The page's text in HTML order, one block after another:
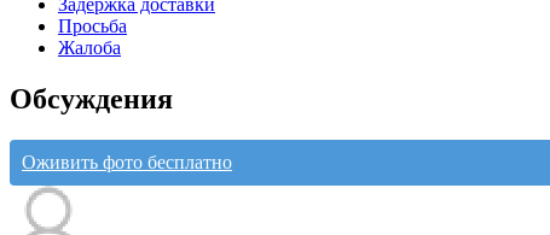
Просьба
Жалоба
Обсуждения
Оживить фото бесплатно